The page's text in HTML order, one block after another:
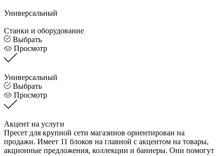
Универсальный
Станки и оборудование
Выбрать
Просмотр
Универсальный
Выбрать
Просмотр
Акцент на услуги
Пресет для крупной сети магазинов ориентирован на
продажи. Имеет 11 блоков на главной с акцентом на товары,
акционные предложения, коллекции и баннеры. Они помогут